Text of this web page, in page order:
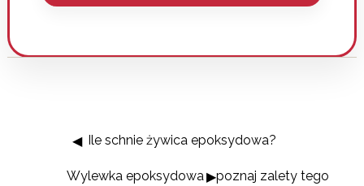
Ile schnie żywica epoksydowa?
Wylewka epoksydowa - poznaj zalety tego